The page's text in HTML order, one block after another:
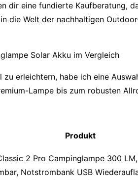
dir eine fundierte Kaufberatung,
die Welt der nachhaltigen
Solar Akku im Vergleich
zu erleichtern, habe ich eine
Lampe bis zum robusten
Produkt
2 Pro Campinglampe 300
Notstrombank USB